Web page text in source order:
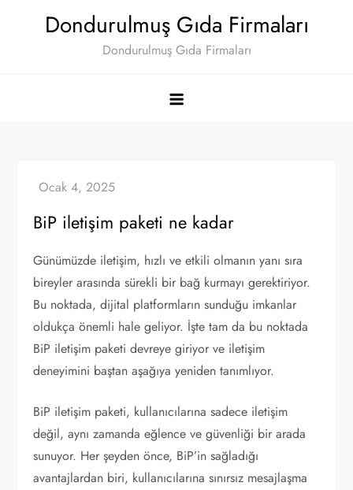
Dondurulmuş Gıda Firmaları
Dondurulmuş Gıda Firmaları
BiP iletişim paketi ne kadar
Günümüzde iletişim, hızlı ve etkili olmanın yanı sıra
bireyler arasında sürekli bir bağ kurmayı gerektiriyor.
Bu noktada, dijital platformların sunduğu imkanlar
oldukça önemli hale geliyor. İşte tam da bu noktada
BiP iletişim paketi devreye giriyor ve iletişim
deneyimini baştan aşağıya yeniden tanımlıyor.
BiP iletişim paketi, kullanıcılarına sadece iletişim
değil, aynı zamanda eğlence ve güvenliği bir arada
sunuyor. Her şeyden önce, BiP’in sağladığı
avantajlardan biri, kullanıcılarına sınırsız mesajlaşma